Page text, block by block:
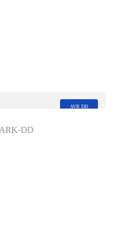
AVR DD
DD